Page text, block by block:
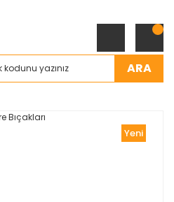
ARA
Yeni